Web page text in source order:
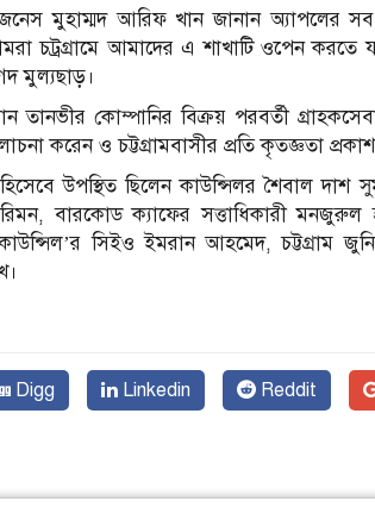
মুহাম্মদ আরিফ খান জানান অ্যাপলের সব
চট্রগ্রামে আমাদের এ শাখাটি ওপেন করতে
মুল্যছাড়।
তানভীর কোম্পানির বিক্রয় পরবর্তী
করেন ও চট্টগ্রামবাসীর প্রতি কৃতজ্ঞতা
উপস্থিত ছিলেন কাউন্সিলর শৈবাল দাশ
রিমন, বারকোড ক্যাফের সত্তাধিকারী
সিইও ইমরান আহমেদ, চট্টগ্রাম
Digg Linkedin Reddit